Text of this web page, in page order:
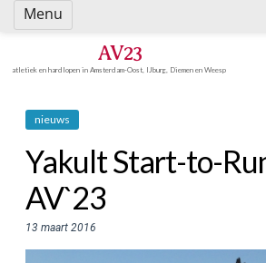
Spring
naar
AV23
atletiek en hardlopen in Amsterdam-Oost, IJburg, Diemen en Weesp
nieuws
Yakult Start-to-
AV`23
13 maart 2016
Menu